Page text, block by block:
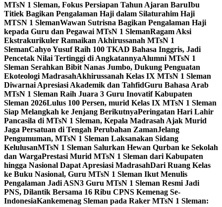
MTsN 1 Sleman, Fokus Persiapan Tahun Ajaran BaruIbu
Titiek Bagikan Pengalaman Haji dalam Silaturahim Haji
MTSN 1 SlemanWawan Sutrisna Bagikan Pengalaman Haji
kepada Guru dan Pegawai MTsN 1 SlemanRagam Aksi
Ekstrakurikuler Ramaikan Akhirussanah MTsN 1
SlemanCahyo Yusuf Raih 100 TKAD Bahasa Inggris, Jadi
Pencetak Nilai Tertinggi di AngkatannyaAlumni MTsN 1
Sleman Serahkan Bibit Nanas Jumbo, Dukung Penguatan
Ekoteologi MadrasahAkhirussanah Kelas IX MTsN 1 Sleman
Diwarnai Apresiasi Akademik dan TahfidGuru Bahasa Arab
MTsN 1 Sleman Raih Juara 3 Guru Inovatif Kabupaten
Sleman 2026Lulus 100 Persen, murid Kelas IX MTsN 1 Sleman
Siap Melangkah ke Jenjang BerikutnyaPeringatan Hari Lahir
Pancasila di MTsN 1 Sleman, Kepala Madrasah Ajak Murid
Jaga Persatuan di Tengah Perubahan ZamanJelang
Pengumuman, MTsN 1 Sleman Laksanakan Sidang
KelulusanMTsN 1 Sleman Salurkan Hewan Qurban ke Sekolah
dan WargaPrestasi Murid MTsN 1 Sleman dari Kabupaten
hingga Nasional Dapat Apresiasi MadrasahDari Ruang Kelas
ke Buku Nasional, Guru MTsN 1 Sleman Ikut Menulis
Pengalaman Jadi ASN3 Guru MTsN 1 Sleman Resmi Jadi
PNS, Dilantik Bersama 16 Ribu CPNS Kemenag Se-
IndonesiaKankemenag Sleman pada Raker MTsN 1 Sleman: